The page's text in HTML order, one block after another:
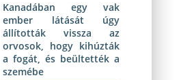
Kanadában egy vak
ember látását úgy
állították vissza az
orvosok, hogy kihúzták
a fogát, és beültették a
szemébe